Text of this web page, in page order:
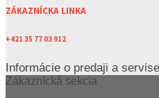
ZÁKAZNÍCKA LINKA
+421 35 77 03 912
Informácie o predaji a servise
Zákaznícká sekcia